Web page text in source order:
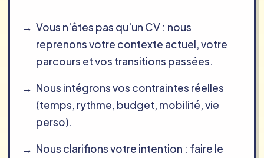
Vous n'êtes pas qu'un CV : nous
reprenons votre contexte actuel, votre
parcours et vos transitions passées.
Nous intégrons vos contraintes réelles
(temps, rythme, budget, mobilité, vie
perso).
Nous clarifions votre intention : faire le